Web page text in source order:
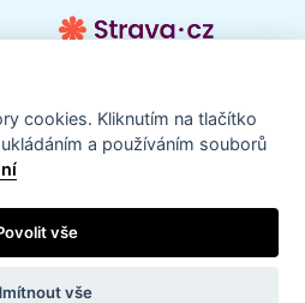
Unigena
cookies. Kliknutím na tlačítko
a používáním souborů
vše
vše